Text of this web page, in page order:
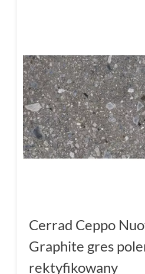
Cerrad Ceppo
Graphite gres
rektyfikowany